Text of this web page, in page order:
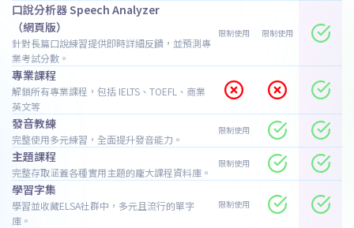
口說分析器 Speech Analyzer
（網頁版）
針對長篇口說練習提供即時詳細反饋，並預測專
業考試分數。
限制使用 限制使用
專業課程
解鎖所有專業課程，包括 IELTS、TOEFL、商業
英文等
發音教練
完整使用多元練習，全面提升發音能力。
限制使用
主題課程
完整存取涵蓋各種實用主題的龐大課程資料庫。
限制使用
學習字集
學習並收藏ELSA社群中，多元且流行的單字
庫。
限制使用